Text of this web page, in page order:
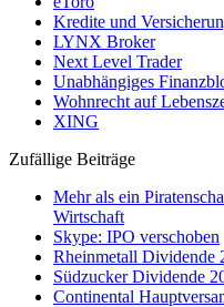
Kredite und
LYNX Broker
Next Level Trader
Unabhängiges
Wohnrecht auf
XING
Zufällige Beiträge
Mehr als ein
Wirtschaft
Skype: IPO verschoben
Rheinmetall Dividende
Südzucker Dividende
Continental